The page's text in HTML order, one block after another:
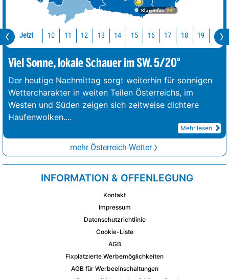
Klagenfurt 29°
Jetzt 10 11 12 13 14 15 16 17 18 19 20
Viel Sonne, lokale Schauer im SW. 5/20°
Der heutige Nachmittag sorgt weiterhin für sonnigen
Wettercharakter in weiten Teilen Österreichs, im
Westen und Süden zeigen sich zeitweise dichtere
Haufenwolken....
Mehr lesen
mehr Österreich-Wetter
INFORMATION & OFFENLEGUNG
Kontakt
Impressum
Datenschutzrichtlinie
Cookie-Liste
AGB
Fixplatzierte Werbemöglichkeiten
AGB für Werbeeinschaltungen